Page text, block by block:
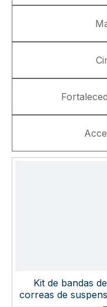
Kit de bandas de
correas de